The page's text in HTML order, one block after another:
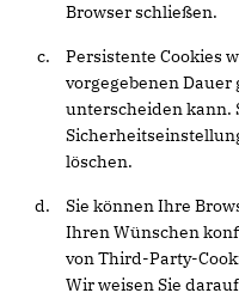
Browser schließen.
Persistente Cookies
vorgegebenen Dauer
unterscheiden kann.
löschen.
Sie können Ihre
Ihren Wünschen
von Third-Party-
Wir weisen Sie